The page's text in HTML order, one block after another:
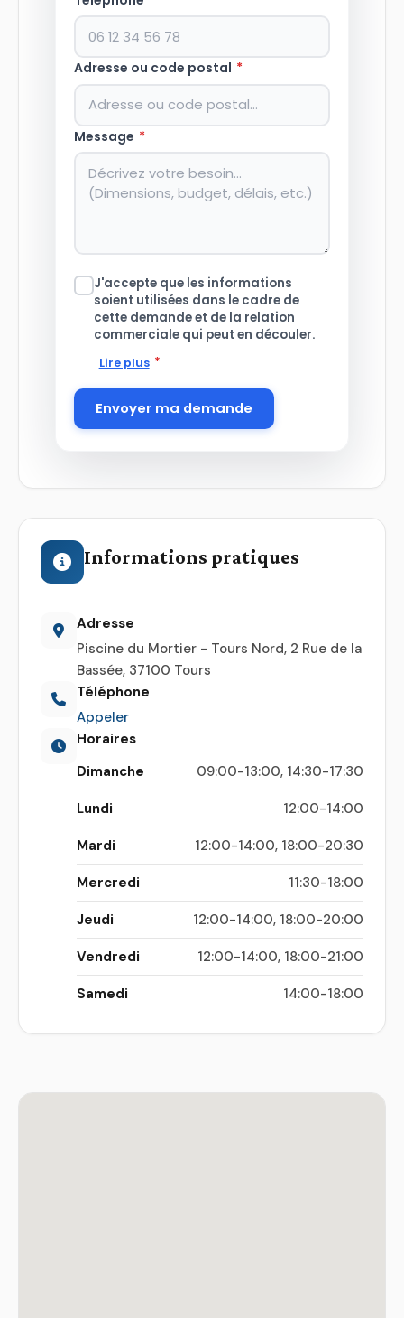
Adresse ou code postal *
Message *
J'accepte que les informations
soient utilisées dans le cadre de
cette demande et de la relation
commerciale qui peut en découler.
Lire plus *
Envoyer ma demande
Informations pratiques
Adresse
Piscine du Mortier - Tours Nord, 2 Rue de la
Bassée, 37100 Tours
Téléphone
Appeler
Horaires
Dimanche
09:00-13:00, 14:30-17:30
Lundi 12:00-14:00
Mardi 12:00-14:00, 18:00-20:30
Mercredi 11:30-18:00
Jeudi 12:00-14:00, 18:00-20:00
Vendredi 12:00-14:00, 18:00-21:00
Samedi 14:00-18:00